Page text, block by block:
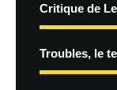
Critique de
Troubles, le